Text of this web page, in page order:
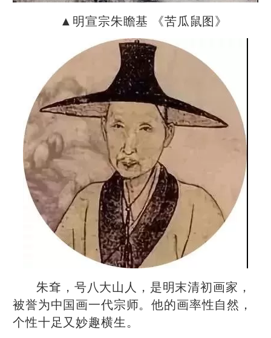
▲明宣宗朱瞻基 《苦瓜鼠图》
朱耷，号八大山人，是明末清初画家，
被誉为中国画一代宗师。他的画率性自然，
个性十足又妙趣横生。